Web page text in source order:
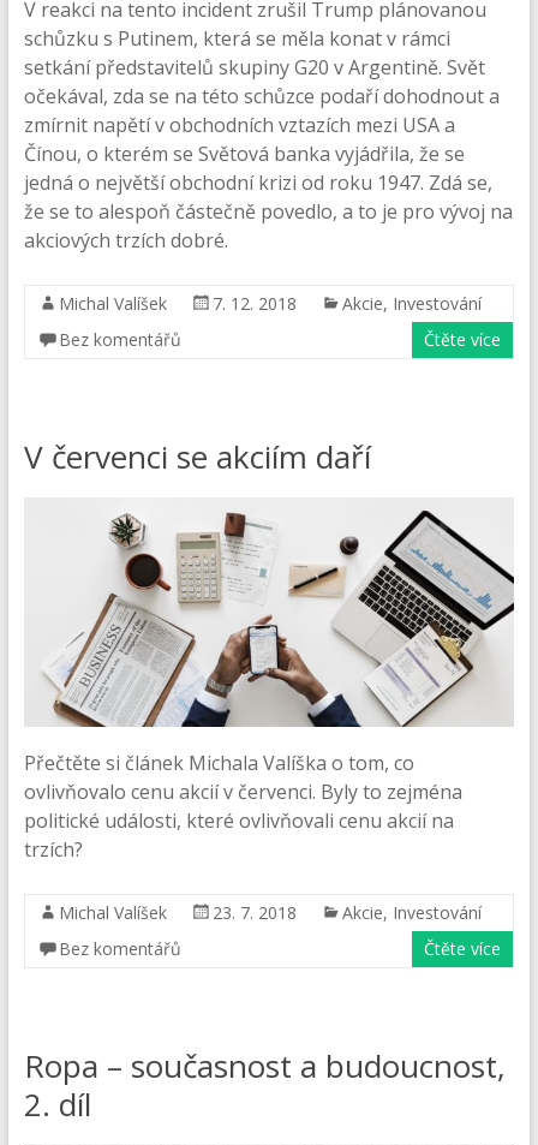
V reakci na tento incident zrušil Trump plánovanou
schůzku s Putinem, která se měla konat v rámci
setkání představitelů skupiny G20 v Argentině. Svět
očekával, zda se na této schůzce podaří dohodnout a
zmírnit napětí v obchodních vztazích mezi USA a
Čínou, o kterém se Světová banka vyjádřila, že se
jedná o největší obchodní krizi od roku 1947. Zdá se,
že se to alespoň částečně povedlo, a to je pro vývoj na
akciových trzích dobré.
Michal Valíšek 7. 12. 2018 Akcie, Investování
Bez komentářů
Čtěte více
V červenci se akciím daří
Přečtěte si článek Michala Valíška o tom, co
ovlivňovalo cenu akcií v červenci. Byly to zejména
politické události, které ovlivňovali cenu akcií na
trzích?
Michal Valíšek 23. 7. 2018 Akcie, Investování
Bez komentářů
Čtěte více
Ropa – současnost a budoucnost,
2. díl